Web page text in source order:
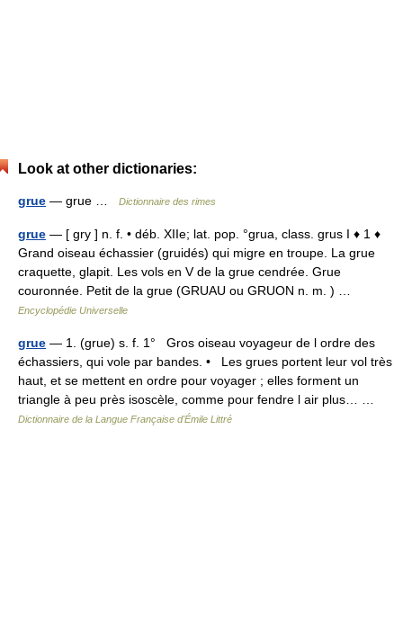
Look at other dictionaries:
grue — grue … Dictionnaire des rimes
grue — [ gry ] n. f. • déb. XIIe; lat. pop. °grua, class. grus I ♦ 1 ♦
Grand oiseau échassier (gruidés) qui migre en troupe. La grue
craquette, glapit. Les vols en V de la grue cendrée. Grue
couronnée. Petit de la grue (GRUAU ou GRUON n. m. ) …
Encyclopédie Universelle
grue — 1. (grue) s. f. 1° Gros oiseau voyageur de l ordre des
échassiers, qui vole par bandes. • Les grues portent leur vol très
haut, et se mettent en ordre pour voyager ; elles forment un
triangle à peu près isoscèle, comme pour fendre l air plus… …
Dictionnaire de la Langue Française d'Émile Littré